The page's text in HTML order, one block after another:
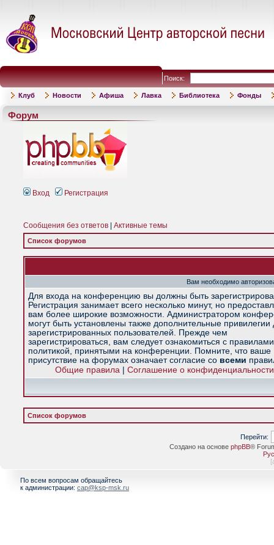
Поиск:
Клуб Новости Афиша Лавка Библиотека Фонды
Форум
Вход Регистрация
Сообщения без ответов Активные темы
Список форумов
Вам необходимо
Для входа на конференцию вы должны быть
Регистрация занимает всего несколько минут, но
вам более широкие возможности. Администратором
могут быть установлены также дополнительные привилегии
зарегистрированных пользователей. Прежде чем
зарегистрироваться, вам следует ознакомиться с
политикой, принятыми на конференции. Помните, что ваше
присутствие на форумах означает согласие со всеми
Общие правила| Соглашение о конфиденциальности
Список форумов
Перейти:
Создано на основе phpBB®
[
По всем вопросам обращайтесь
к администрации: cap@ksp-msk.ru